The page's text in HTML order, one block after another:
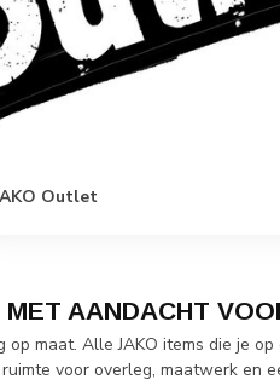
Outlet
AANDACHT
maat. Alle JAKO items die je
voor overleg, maatwerk en